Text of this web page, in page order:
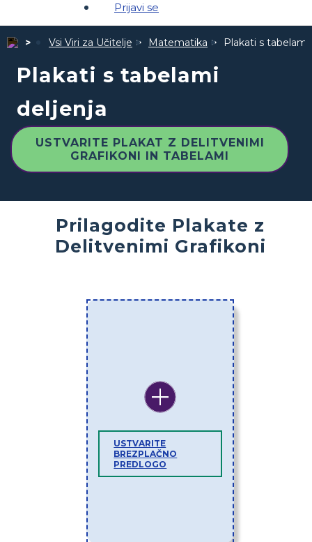
Prijavi se
Vsi Viri za Učitelje Matematika Plakati s tabelami
Plakati s tabelami
deljenja
USTVARITE PLAKAT Z DELITVENIMI
GRAFIKONI IN TABELAMI
Prilagodite Plakate z
Delitvenimi Grafikoni
USTVARITE
BREZPLAČNO
PREDLOGO